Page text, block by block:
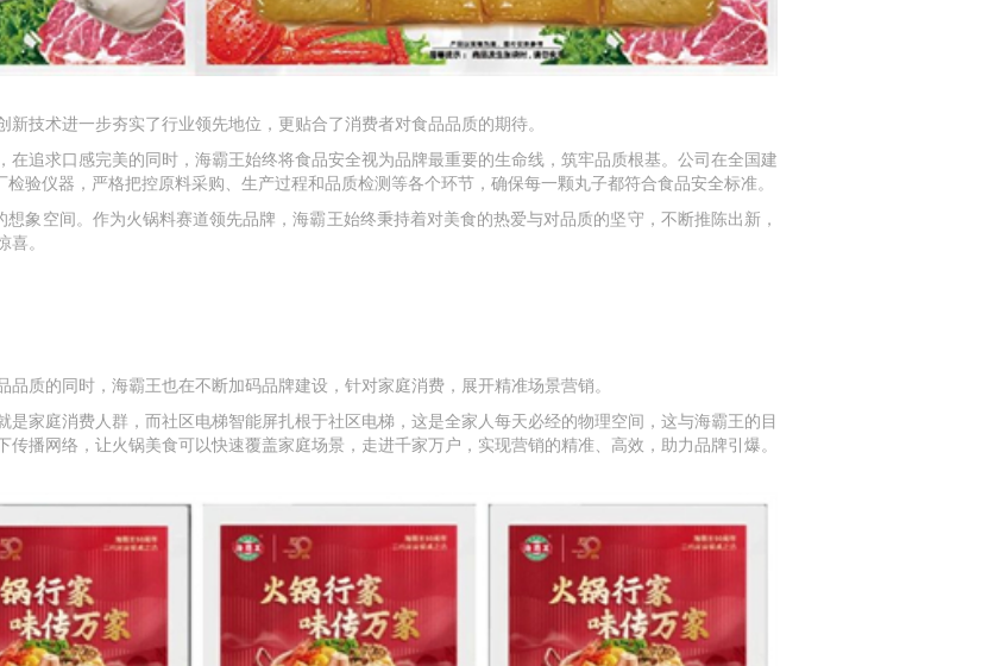
技术进一步夯实了行业领先地位，更贴合了消费者对食品品质的期待。
追求口感完美的同时，海霸王始终将食品安全视为品牌最重要的生命线，筑牢品质根基。公司在全国建
验仪器，严格把控原料采购、生产过程和品质检测等各个环节，确保每一颗丸子都符合食品安全标准。
象空间。作为火锅料赛道领先品牌，海霸王始终秉持着对美食的热爱与对品质的坚守，不断推陈出新，
。
质的同时，海霸王也在不断加码品牌建设，针对家庭消费，展开精准场景营销。
家庭消费人群，而社区电梯智能屏扎根于社区电梯，这是全家人每天必经的物理空间，这与海霸王的目
播网络，让火锅美食可以快速覆盖家庭场景，走进千家万户，实现营销的精准、高效，助力品牌引爆。